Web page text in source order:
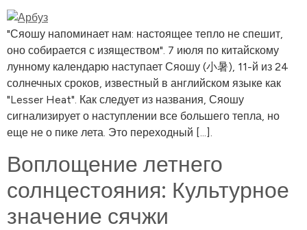
"Сяошу напоминает нам: настоящее тепло не спешит,
оно собирается с изяществом". 7 июля по китайскому
лунному календарю наступает Сяошу (小暑), 11-й из 24
солнечных сроков, известный в английском языке как
"Lesser Heat". Как следует из названия, Сяошу
сигнализирует о наступлении все большего тепла, но
еще не о пике лета. Это переходный [...].
Воплощение летнего
солнцестояния: Культурное
значение сячжи